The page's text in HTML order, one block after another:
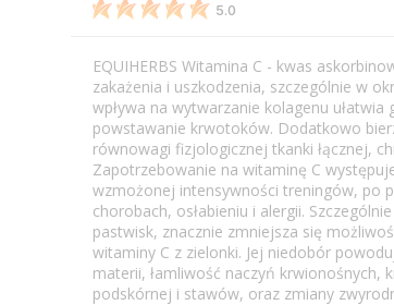
5.0
EQUIHERBS Witamina C - kwas
zakażenia i uszkodzenia, szczególnie w
wpływa na wytwarzanie kolagenu
powstawanie krwotoków. Dodatkowo
równowagi fizjologicznej tkanki łącznej,
Zapotrzebowanie na witaminę C
wzmożonej intensywności treningów, po
chorobach, osłabieniu i alergii.
pastwisk, znacznie zmniejsza się
witaminy C z zielonki. Jej niedobór
materii, łamliwość naczyń krwionośnych,
podskórnej i stawów, oraz zmiany